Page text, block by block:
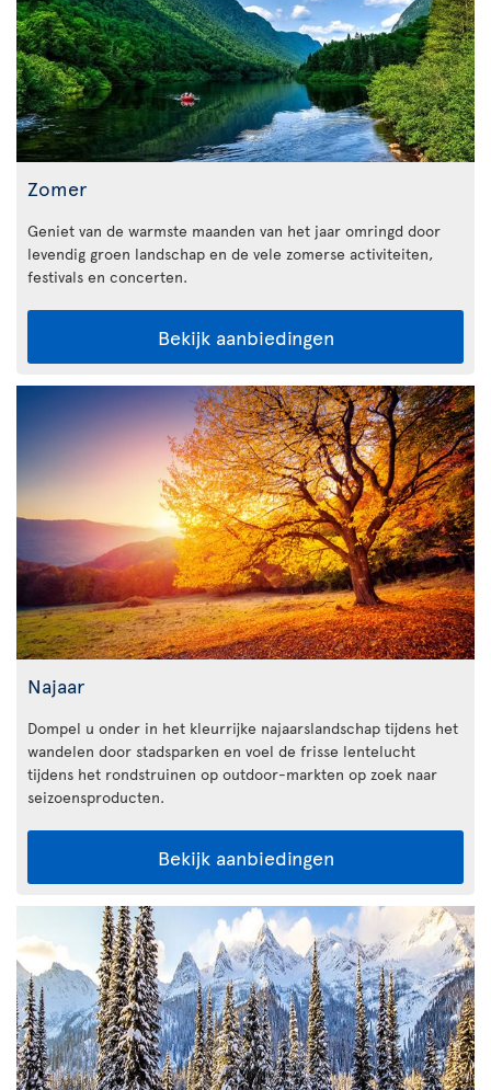
Zomer
Geniet van de warmste maanden van het jaar omringd door
levendig groen landschap en de vele zomerse activiteiten,
festivals en concerten.
Bekijk aanbiedingen
Najaar
Dompel u onder in het kleurrijke najaarslandschap tijdens het
wandelen door stadsparken en voel de frisse lentelucht
tijdens het rondstruinen op outdoor-markten op zoek naar
seizoensproducten.
Bekijk aanbiedingen